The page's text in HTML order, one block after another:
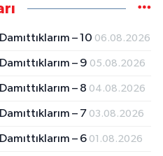
– 10 06.08.2026
– 9 05.08.2026
– 8 04.08.2026
– 7 03.08.2026
– 6 01.08.2026